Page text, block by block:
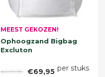
MEEST GEKOZEN!
Ophoogzand Bigbag
Excluton
€89,95 €69,95 per stuks